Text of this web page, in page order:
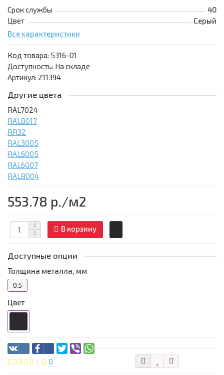
Срок службы
40
Цвет
Серый
Все характеристики
Код товара: 5316-01
Доступность: На складе
Артикул: 211394
Другие цвета
RAL7024
RAL8017
RR32
RAL3005
RAL6005
RAL6007
RAL8004
553.78 р./м2
В корзину
Доступные опции
Толщина металла, мм
0.5
Цвет
0